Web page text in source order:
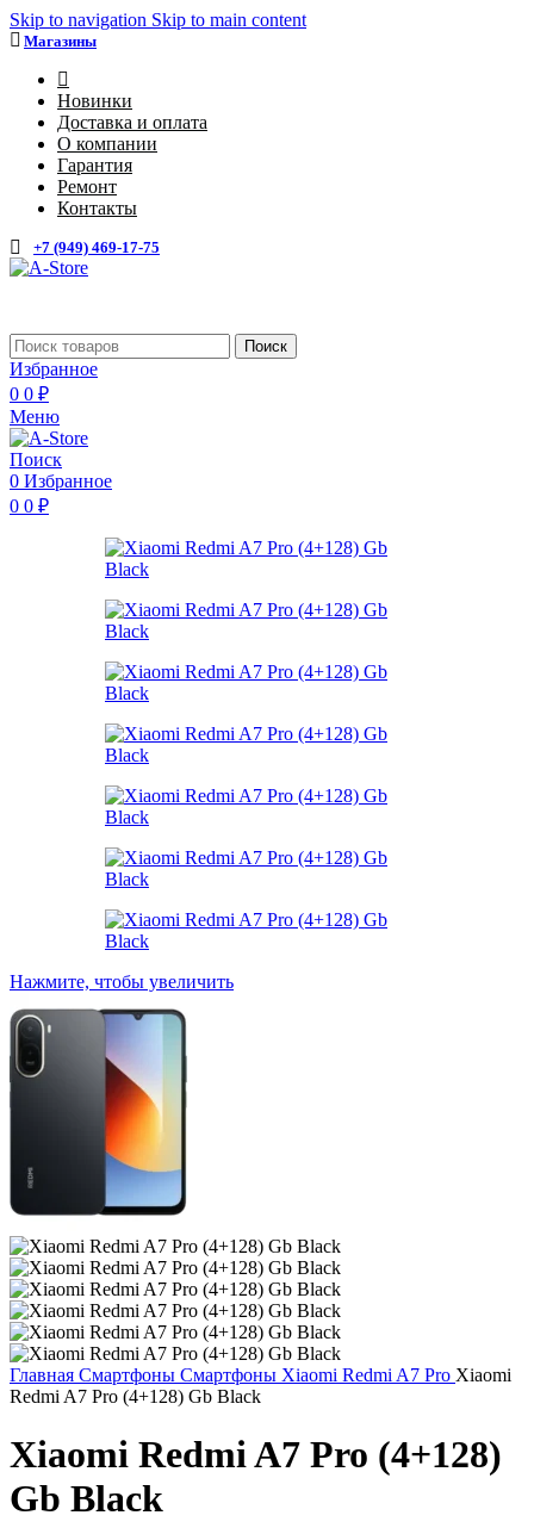
Skip to navigation Skip to main content
Магазины
Новинки
Доставка и оплата
О компании
Гарантия
Ремонт
Контакты
+7 (949) 469-17-75
Поиск
Избранное
0 0 ₽
Меню
Поиск
0 Избранное
0 0 ₽
Нажмите, чтобы увеличить
Главная Смартфоны Смартфоны Xiaomi Redmi A7 Pro Xiaomi
Redmi A7 Pro (4+128) Gb Black
Xiaomi Redmi A7 Pro (4+128)
Gb Black